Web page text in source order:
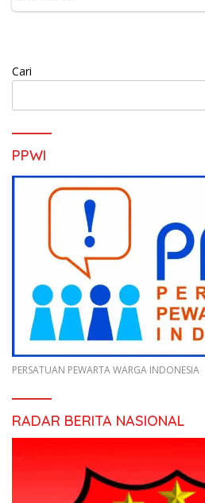
Cari
PPWI
PERSATUAN PEWARTA WARGA INDONESIA
RADAR BERITA NASIONAL